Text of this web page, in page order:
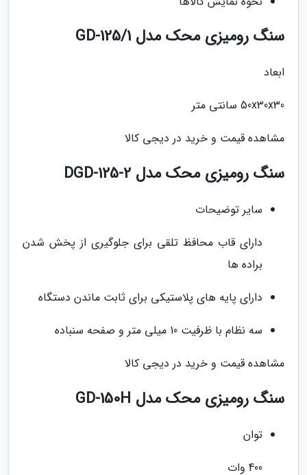
سنگ رومیزی محک مدل GD-125/1
ابعاد
50x30x30 سانتی متر
مشاهده قیمت و خرید در دیجی کالا
سنگ رومیزی محک مدل DGD-125-2
سایر توضیحات
دارای قاب محافظ تلقی برای جلوگیری از پخش شدن
براده ها
دارای پایه های پلاستیکی برای ثابت ماندن دستگاه
سه نظام با ظرفیت 10 میلی متر و صفحه سنباده
مشاهده قیمت و خرید در دیجی کالا
سنگ رومیزی محک مدل GD-150H
توان
400 وات